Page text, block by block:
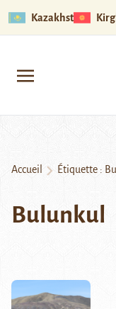
Kazakhstan
Accueil Étiquette :
Bulunkul